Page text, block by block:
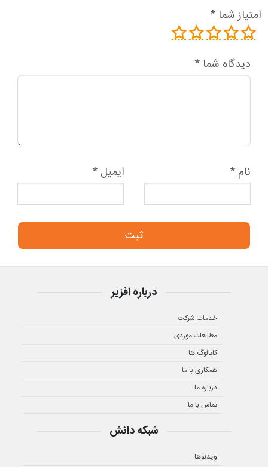
امتیاز شما *
دیدگاه شما *
نام * ایمیل *
درباره افزیر
خدمات شرکت
مطالعات موردی
کاتالوگ ها
همکاری با ما
درباره ما
تماس با ما
شبکه دانش
ویدئوها